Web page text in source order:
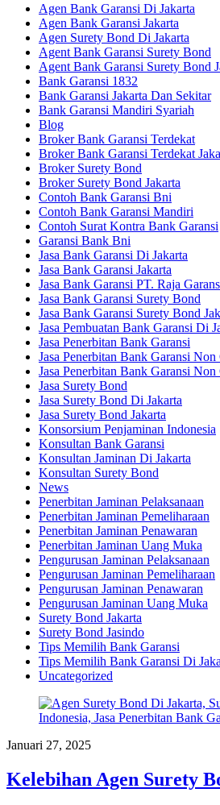
Agen Bank Garansi Di Jakarta
Agen Bank Garansi Jakarta
Agen Surety Bond Di Jakarta
Agent Bank Garansi Surety Bond
Agent Bank Garansi Surety Bond
Bank Garansi 1832
Bank Garansi Jakarta Dan Sekitar
Bank Garansi Mandiri Syariah
Blog
Broker Bank Garansi Terdekat
Broker Bank Garansi Terdekat
Broker Surety Bond
Broker Surety Bond Jakarta
Contoh Bank Garansi Bni
Contoh Bank Garansi Mandiri
Contoh Surat Kontra Bank Garansi
Garansi Bank Bni
Jasa Bank Garansi Di Jakarta
Jasa Bank Garansi Jakarta
Jasa Bank Garansi PT. Raja
Jasa Bank Garansi Surety Bond
Jasa Bank Garansi Surety Bond
Jasa Pembuatan Bank Garansi Di
Jasa Penerbitan Bank Garansi
Jasa Penerbitan Bank Garansi
Jasa Penerbitan Bank Garansi
Jasa Surety Bond
Jasa Surety Bond Di Jakarta
Jasa Surety Bond Jakarta
Konsorsium Penjaminan Indonesia
Konsultan Bank Garansi
Konsultan Jaminan Di Jakarta
Konsultan Surety Bond
News
Penerbitan Jaminan Pelaksanaan
Penerbitan Jaminan Pemeliharaan
Penerbitan Jaminan Penawaran
Penerbitan Jaminan Uang Muka
Pengurusan Jaminan Pelaksanaan
Pengurusan Jaminan Pemeliharaan
Pengurusan Jaminan Penawaran
Pengurusan Jaminan Uang Muka
Surety Bond Jakarta
Surety Bond Jasindo
Tips Memilih Bank Garansi
Tips Memilih Bank Garansi Di
Uncategorized
Januari 27, 2025
Kelebihan Agen Surety